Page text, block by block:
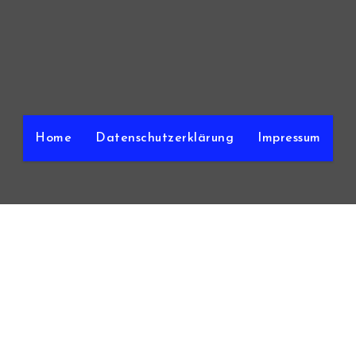
Home Datenschutzerklärung Impressum